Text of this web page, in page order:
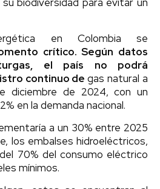
en Colombia se
crítico. Según datos
el país no podrá
continuo degas natural a
diciembre de 2024, con un
en la demanda nacional.
a un 30% entre 2025
los embalses hidroeléctricos,
70% del consumo eléctrico
mínimos.